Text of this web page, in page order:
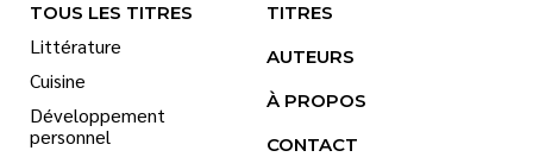
TOUS LES TITRES
Littérature
Cuisine
Développement
personnel
TITRES
AUTEURS
À PROPOS
CONTACT